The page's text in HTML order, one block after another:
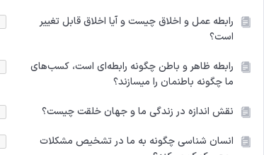
رابطه عمل و اخلاق چیست و آیا اخلاق قابل تغییر
است؟
رابطه ظاهر و باطن چگونه رابطه‌ای است، کسب‌های
ما چگونه باطنمان را میسازند؟
نقش اندازه در زندگی ما و جهان خلقت چیست؟
انسان شناسی چگونه به ما در تشخیص مشکلات